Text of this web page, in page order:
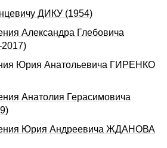
ДИКУ (1954)
Александpа Глебовича
Юрия Анатольевича ГИРЕНКО
Анатолия Геpасимовича
Юpия Андpеевича ЖДАHОВА